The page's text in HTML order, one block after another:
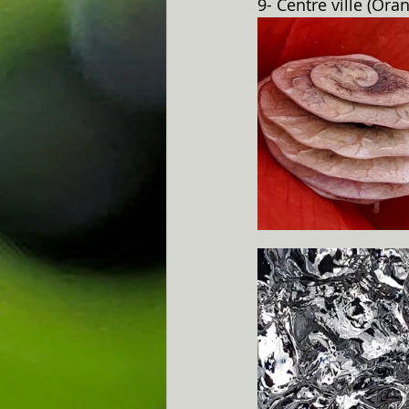
9- Centre ville